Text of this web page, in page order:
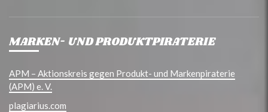
MARKEN- UND PRODUKTPIRATERIE
APM – Aktionskreis gegen Produkt- und Markenpiraterie
(APM) e. V.
plagiarius.com